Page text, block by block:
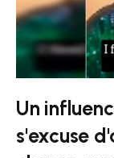
Un
s'excuse